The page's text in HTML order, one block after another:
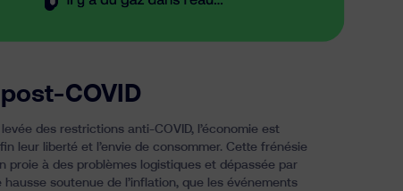
COVID
des restrictions anti-COVID, l’économie est
leur liberté et l’envie de consommer. Cette frénésie
à des problèmes logistiques et dépassée par
hausse soutenue de l’inflation, que les événements